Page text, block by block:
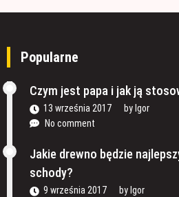
Popularne
Czym jest papa i jak ją
13 września 2017 by Igor
No comment
Jakie drewno będzie
schody?
9 września 2017 by Igor